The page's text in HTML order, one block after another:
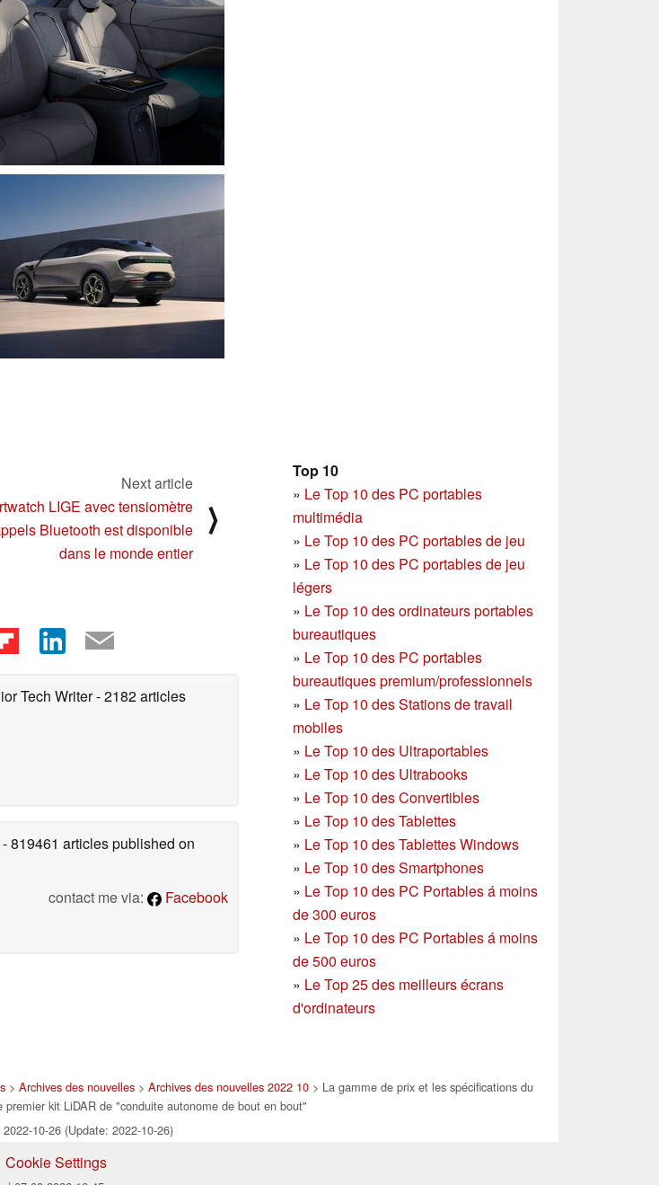
Top 10
» Le Top 10 des PC portables
multimédia
» Le Top 10 des PC portables de jeu
» Le Top 10 des PC portables de jeu
légers
» Le Top 10 des ordinateurs portables
bureautiques
» Le Top 10 des PC portables
bureautiques premium/professionnels
» Le Top 10 des Stations de travail
mobiles
» Le Top 10 des Ultraportables
» Le Top 10 des Ultrabooks
» Le Top 10 des Convertibles
» Le Top 10 des Tablettes
» Le Top 10 des Tablettes Windows
» Le Top 10 des Smartphones
» Le Top 10 des PC Portables á moins
de 300 euros
» Le Top 10 des PC Portables á moins
de 500 euros
» Le Top 25 des meilleurs écrans
d'ordinateurs
Next article
LIGE avec tensiomètre
Bluetooth est disponible
dans le monde entier
⟩
Tech Writer- 2182 articles
- 819461 articles published on
contact me via:
Facebook
> Archives des nouvelles> Archives des nouvelles 2022 10> La gamme de prix et les spécifications du
kit LiDAR de "conduite autonome de bout en bout"
10-26 (Update: 2022-10-26)
Cookie Settings